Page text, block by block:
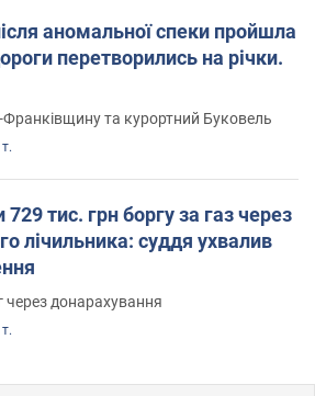
аномальної спеки пройшла
перетворились на річки.
та курортний Буковель
тис. грн боргу за газ через
лічильника: суддя ухвалив
через донарахування